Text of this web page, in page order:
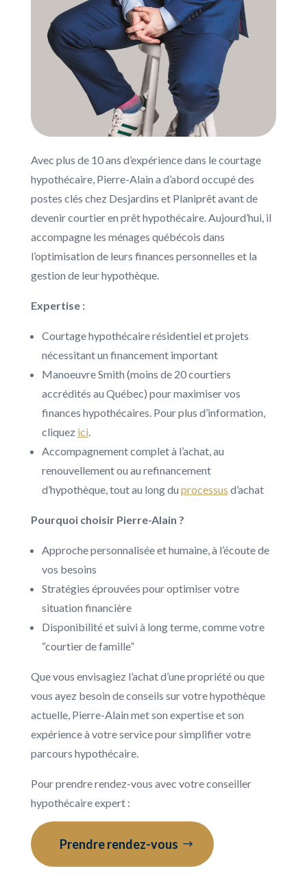
Avec plus de 10 ans d’expérience dans le courtage
hypothécaire, Pierre-Alain a d’abord occupé des
postes clés chez Desjardins et Planiprêt avant de
devenir courtier en prêt hypothécaire. Aujourd’hui, il
accompagne les ménages québécois dans
l’optimisation de leurs finances personnelles et la
gestion de leur hypothèque.
Expertise :
Courtage hypothécaire résidentiel et projets
nécessitant un financement important
Manoeuvre Smith (moins de 20 courtiers
accrédités au Québec) pour maximiser vos
finances hypothécaires. Pour plus d’information,
cliquez ici.
Accompagnement complet à l’achat, au
renouvellement ou au refinancement
d’hypothèque, tout au long du processus d’achat
Pourquoi choisir Pierre-Alain ?
Approche personnalisée et humaine, à l’écoute de
vos besoins
Stratégies éprouvées pour optimiser votre
situation financière
Disponibilité et suivi à long terme, comme votre
“courtier de famille”
Que vous envisagiez l’achat d’une propriété ou que
vous ayez besoin de conseils sur votre hypothèque
actuelle, Pierre-Alain met son expertise et son
expérience à votre service pour simplifier votre
parcours hypothécaire.
Pour prendre rendez-vous avec votre conseiller
hypothécaire expert :
Prendre rendez-vous